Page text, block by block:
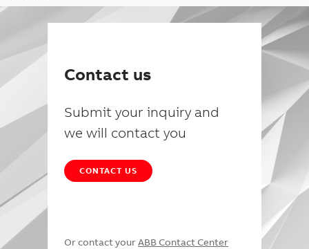
Contact us
Submit your inquiry and
we will contact you
CONTACT US
Or contact your ABB Contact Center